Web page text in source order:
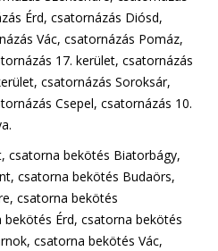
Érd, csatornázás Diósd,
Vác, csatornázás Pomáz,
17. kerület, csatornázás
csatornázás Soroksár,
Csepel, csatornázás 10.
csatorna bekötés Biatorbágy,
csatorna bekötés Budaörs,
csatorna bekötés
Érd, csatorna bekötés
csatorna bekötés Vác,